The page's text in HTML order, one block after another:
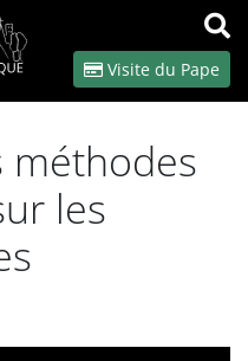
OK
Visite du Pape
méthodes
les